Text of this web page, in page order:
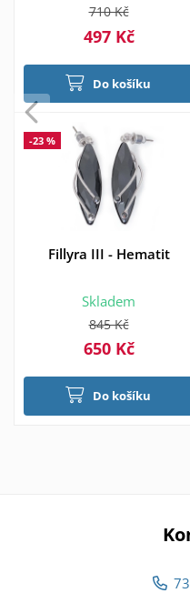
710 Kč
497 Kč
Do košíku
-23 %
Fillyra III - Hematit
Skladem
845 Kč
650 Kč
Do košíku